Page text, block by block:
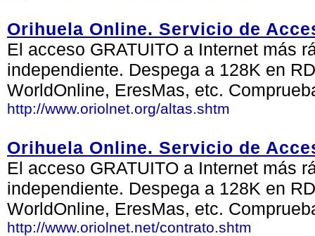
Orihuela Online. Servicio de
El acceso GRATUITO a Internet más
independiente. Despega a 128K en
WorldOnline, EresMas, etc.
http://www.oriolnet.org/altas.shtm
Orihuela Online. Servicio de
El acceso GRATUITO a Internet más
independiente. Despega a 128K en
WorldOnline, EresMas, etc.
http://www.oriolnet.net/contrato.shtm